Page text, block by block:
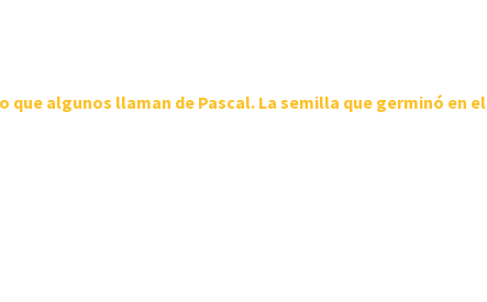
algunos llaman de Pascal. La semilla que germinó en el